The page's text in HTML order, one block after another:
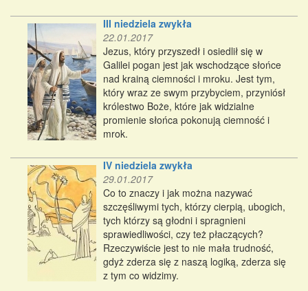
III niedziela zwykła
22.01.2017
Jezus, który przyszedł i osiedlił się w
Galilei pogan jest jak wschodzące słońce
nad krainą ciemności i mroku. Jest tym,
który wraz ze swym przybyciem, przyniósł
królestwo Boże, które jak widzialne
promienie słońca pokonują ciemność i
mrok.
IV niedziela zwykła
29.01.2017
Co to znaczy i jak można nazywać
szczęśliwymi tych, którzy cierpią, ubogich,
tych którzy są głodni i spragnieni
sprawiedliwości, czy też płaczących?
Rzeczywiście jest to nie mała trudność,
gdyż zderza się z naszą logiką, zderza się
z tym co widzimy.